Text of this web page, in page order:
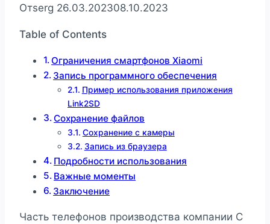
Отserg 26.03.202308.10.2023
Table of Contents
Ограничения смартфонов Xiaomi
Запись программного обеспечения
Пример использования приложения
Link2SD
Сохранение файлов
Сохранение с камеры
Запись из браузера
Подробности использования
Важные моменты
Заключение
Часть телефонов производства компании С